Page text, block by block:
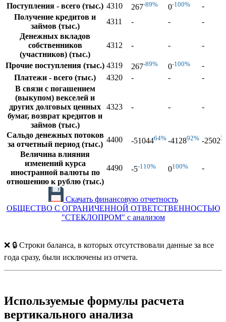
Поступления - всего (тыс.) 4310 267-89% 0-100%
-
Получение кредитов и
займов (тыс.)
4311 - -
-
Денежных вкладов
собственников
(участников) (тыс.)
4312 - - -
Прочие поступления (тыс.) 4319 267-89% 0-100%
-
Платежи - всего (тыс.)
4320 - -
-
В связи с погашением
(выкупом) векселей и
других долговых ценных
бумаг, возврат кредитов и
займов (тыс.)
4323 - - -
Сальдо денежных потоков
за отчетный период (тыс.)
4400 -5104464% -412892% -2502
Величина влияния
изменений курса
иностранной валюты по
отношению к рублю (тыс.)
4490 -5-110% 0100% -
Скачать финансовую отчетность
ОБЩЕСТВО С ОГРАНИЧЕННОЙ ОТВЕТСТВЕННОСТЬЮ
"СТЕКЛОПРОМ" с анализом
❌ 🔒 Строки баланса, в которых отсутствовали данные за все
года сразу, были исключены из отчета.
Используемые формулы расчета
вертикального анализа